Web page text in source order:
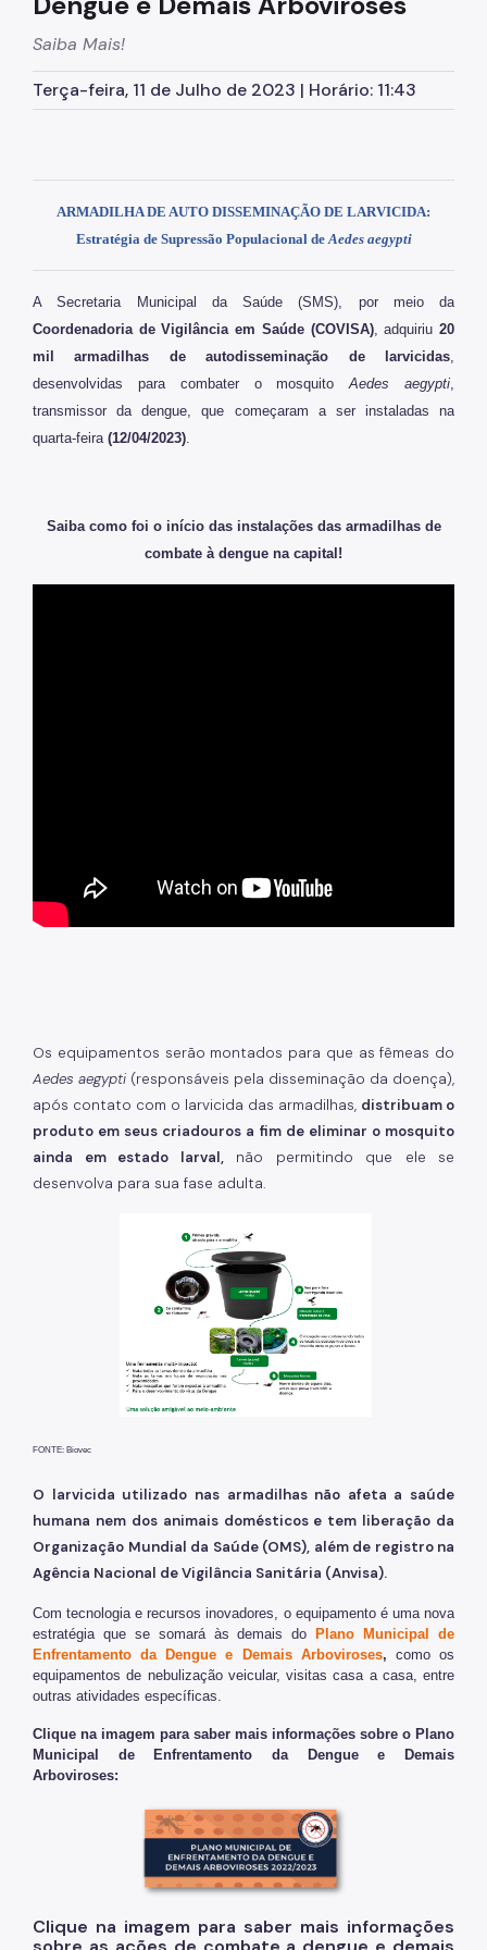
Cursos e Capacitações
Cursos Rápidos
Saiba Mais!
Terça-feira, 11 de Julho de 2023 | Horário: 11:43
ARMADILHA DE AUTO DISSEMINAÇÃO DE LARVICIDA:
Estratégia de Supressão Populacional de Aedes aegypti
A Secretaria Municipal da Saúde (SMS), por meio da
Coordenadoria de Vigilância em Saúde (COVISA), adquiriu20
mil armadilhas de autodisseminação de larvicidas
desenvolvidas para combater o mosquitoAedes aegypti
transmissor da dengue, que começaram a ser instaladas na
quarta-feira (12/04/2023)
Saiba como foi o início das instalações das armadilhas de
combate à dengue na capital!
Os equipamentos serão montados para que as fêmeas do
Aedes aegypti (responsáveis pela disseminação da doença),
após contato com o larvicida das armadilhas, distribuam o
produto em seus criadouros a fim de eliminar o mosquito
ainda em estado larval,não permitindo que ele se
desenvolva para sua fase adulta.
FONTE: Biovec
O larvicida utilizado nas armadilhas não afeta a saúde
humana nem dos animais domésticos e tem liberação da
Organização Mundial da Saúde (OMS), além de registro na
Agência Nacional de Vigilância Sanitária (Anvisa).
Com tecnologia e recursos inovadores, o equipamento é uma nova
estratégia que se somará às demais doPlano Municipal de
Enfrentamento da Dengue e Demais Arboviroses, como os
equipamentos de nebulização veicular, visitas casa a casa, entre
outras atividades específicas.
Clique na imagem para saber mais informações sobre o Plano
Municipal de Enfrentamento da Dengue e Demais
Arboviroses:
Clique na imagem para saber mais informações